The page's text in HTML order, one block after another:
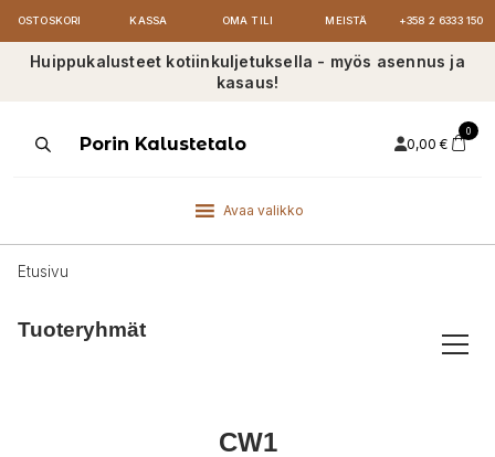
OSTOSKORI KASSA OMA TILI MEISTÄ +358 2 6333 150
Huippukalusteet kotiinkuljetuksella - myös asennus ja
kasaus!
ProductsPorin Kalustetalo 0,00 €
0
Avaa valikko
Etusivu
Tuoteryhmät
CW1